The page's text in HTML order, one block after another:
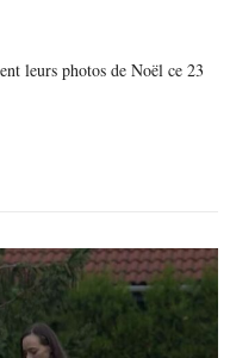
leurs photos de Noël ce 23